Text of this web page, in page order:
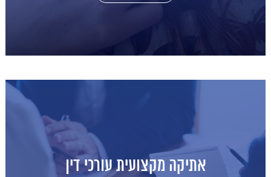
אתיקה מקצועית עורכי דין